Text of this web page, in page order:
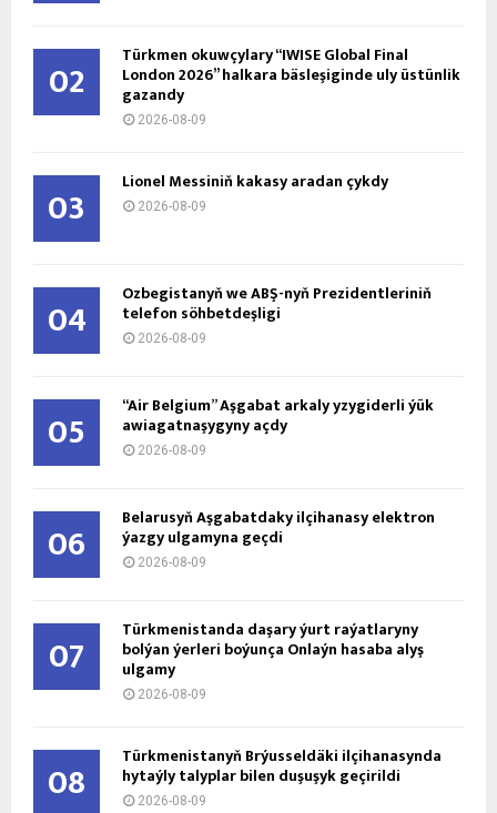
02 Türkmen okuwçylary “IWISE Global Final
London 2026” halkara bäsleşiginde uly üstünlik
gazandy
2026-08-09
03 Lionel Messiniň kakasy aradan çykdy
2026-08-09
04 Özbegistanyň we ABŞ-nyň Prezidentleriniň
telefon söhbetdeşligi
2026-08-09
05 “Air Belgium” Aşgabat arkaly yzygiderli ýük
awiagatnaşygyny açdy
2026-08-09
06 Belarusyň Aşgabatdaky ilçihanasy elektron
ýazgy ulgamyna geçdi
2026-08-09
07 Türkmenistanda daşary ýurt raýatlaryny
bolýan ýerleri boýunça Onlaýn hasaba alyş
ulgamy
2026-08-09
08 Türkmenistanyň Brýusseldäki ilçihanasynda
hytaýly talyplar bilen duşuşyk geçirildi
2026-08-09